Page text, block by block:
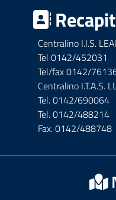
Centralino I.I.S.
Tel 0142/452031
Tel/fax 0142/
Centralino I.T.A.S.
Tel. 0142/690064
Tel. 0142/488214
Fax. 0142/488748